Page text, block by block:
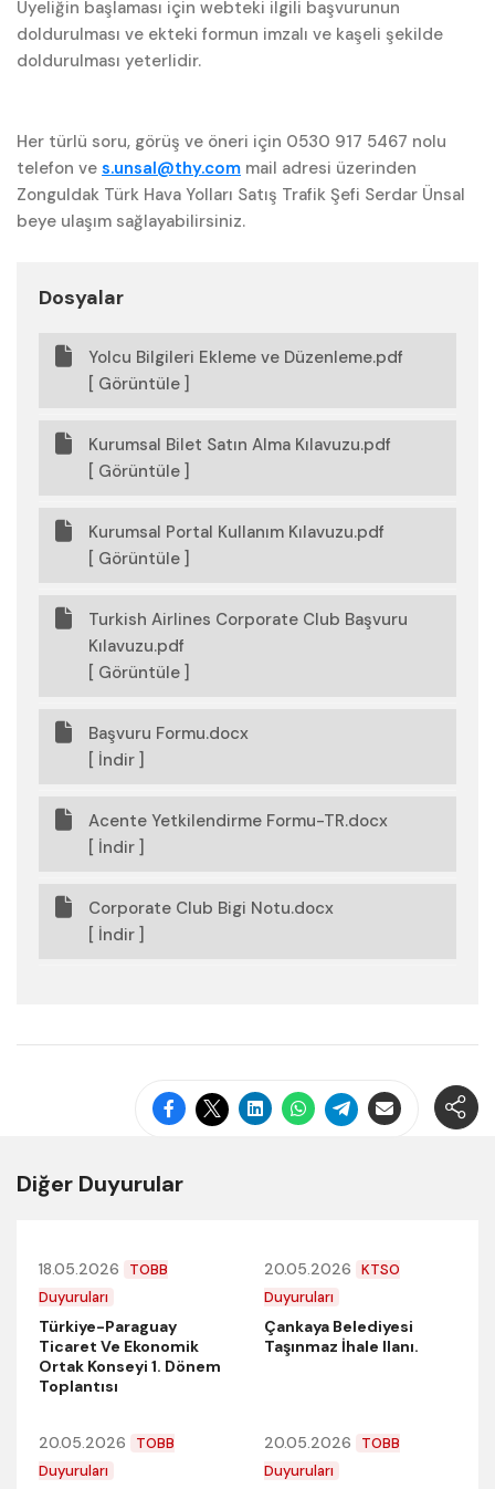
Üyeliğin başlaması için webteki ilgili başvurunun
doldurulması ve ekteki formun imzalı ve kaşeli şekilde
doldurulması yeterlidir.
Her türlü soru, görüş ve öneri için 0530 917 5467 nolu
telefon ve s.unsal@thy.com mail adresi üzerinden
Zonguldak Türk Hava Yolları Satış Trafik Şefi Serdar Ünsal
beye ulaşım sağlayabilirsiniz.
Dosyalar
Yolcu Bilgileri Ekleme ve Düzenleme.pdf
[ Görüntüle ]
Kurumsal Bilet Satın Alma Kılavuzu.pdf
[ Görüntüle ]
Kurumsal Portal Kullanım Kılavuzu.pdf
[ Görüntüle ]
Turkish Airlines Corporate Club Başvuru
Kılavuzu.pdf
[ Görüntüle ]
Başvuru Formu.docx
[ İndir ]
Acente Yetkilendirme Formu-TR.docx
[ İndir ]
Corporate Club Bigi Notu.docx
[ İndir ]
Diğer Duyurular
18.05.2026
TOBB
Duyuruları
Türkiye-Paraguay
Ticaret Ve Ekonomik
Ortak Konseyi 1. Dönem
Toplantısı
20.05.2026 KTSO
Duyuruları
Çankaya Belediyesi
Taşınmaz İhale Ilanı.
20.05.2026
TOBB
Duyuruları
20.05.2026
TOBB
Duyuruları